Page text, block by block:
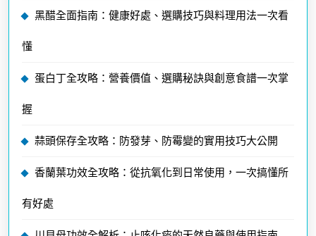
黑醋全面指南：健康好處、選購技巧與料理用法一次看
懂
蛋白丁全攻略：營養價值、選購秘訣與創意食譜一次掌
握
蒜頭保存全攻略：防發芽、防霉變的實用技巧大公開
香蘭葉功效全攻略：從抗氧化到日常使用，一次搞懂所
有好處